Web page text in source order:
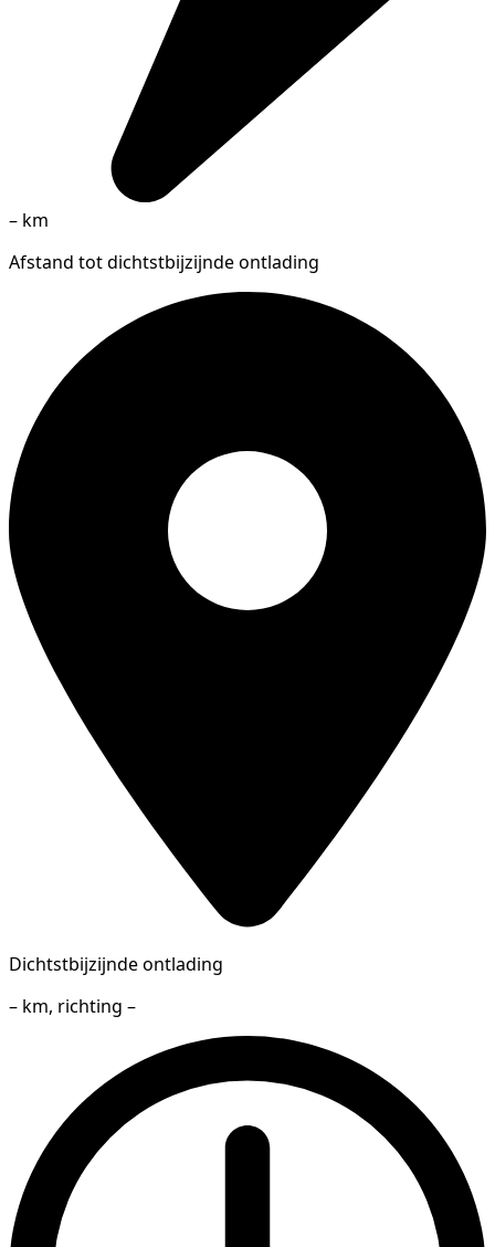
– km
Afstand tot dichtstbijzijnde ontlading
Dichtstbijzijnde ontlading
– km, richting –